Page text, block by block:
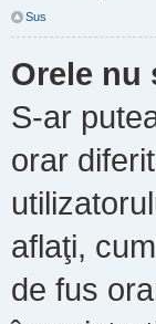
Sus
Orele nu
S-ar
orar
aflaţi,
de fus